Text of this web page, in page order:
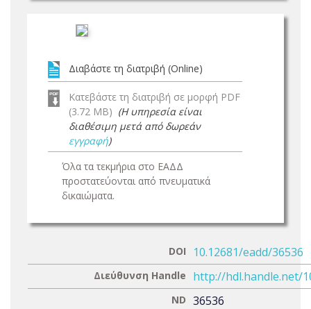
Διαβάστε τη διατριβή (Online)
Κατεβάστε τη διατριβή σε μορφή PDF
(3.72 MB) (Η υπηρεσία είναι
διαθέσιμη μετά από δωρεάν
εγγραφή)
Όλα τα τεκμήρια στο ΕΑΔΔ
προστατεύονται από πνευματικά
δικαιώματα.
DOI 10.12681/eadd/36536
Διεύθυνση Handle http://hdl.handle.net/
ND 36536